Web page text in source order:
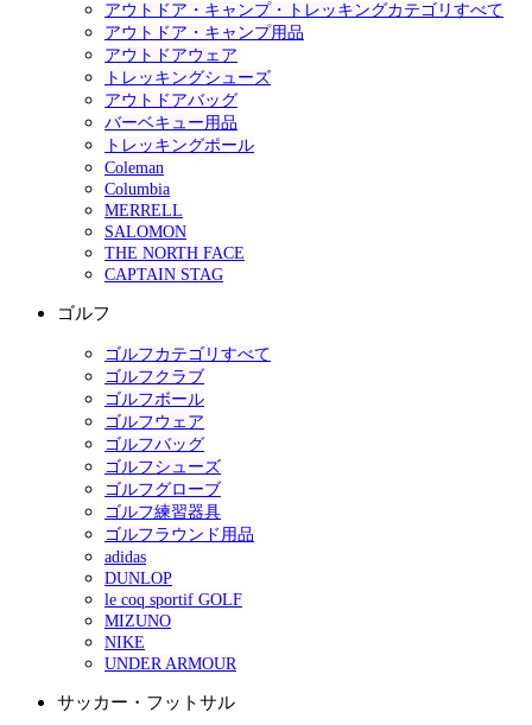
アウトドア・キャンプ・トレッキングカテゴリすべて
アウトドア・キャンプ用品
アウトドアウェア
トレッキングシューズ
アウトドアバッグ
バーベキュー用品
トレッキングポール
Coleman
Columbia
MERRELL
SALOMON
THE NORTH FACE
CAPTAIN STAG
ゴルフ
ゴルフカテゴリすべて
ゴルフクラブ
ゴルフボール
ゴルフウェア
ゴルフバッグ
ゴルフシューズ
ゴルフグローブ
ゴルフ練習器具
ゴルフラウンド用品
adidas
DUNLOP
le coq sportif GOLF
MIZUNO
NIKE
UNDER ARMOUR
サッカー・フットサル